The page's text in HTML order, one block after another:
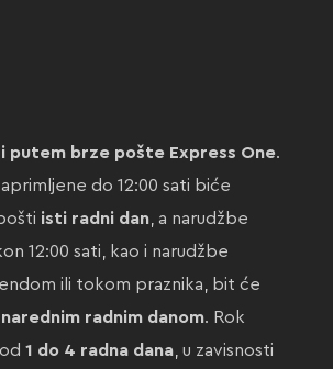
putem brze pošte Express One.
do 12:00 sati biće
isti radni dan, a narudžbe
12:00 sati, kao i narudžbe
ili tokom praznika, bit će
radnim danom. Rok
1 do 4 radna dana, u zavisnosti